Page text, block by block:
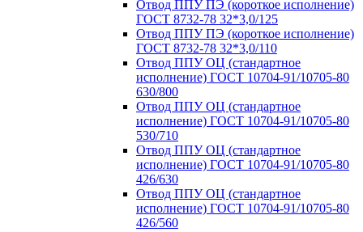
Отвод ППУ ПЭ (короткое исполнение)
ГОСТ 8732-78 32*3,0/125
Отвод ППУ ПЭ (короткое исполнение)
ГОСТ 8732-78 32*3,0/110
Отвод ППУ ОЦ (стандартное
исполнение) ГОСТ 10704-91/10705-80
630/800
Отвод ППУ ОЦ (стандартное
исполнение) ГОСТ 10704-91/10705-80
530/710
Отвод ППУ ОЦ (стандартное
исполнение) ГОСТ 10704-91/10705-80
426/630
Отвод ППУ ОЦ (стандартное
исполнение) ГОСТ 10704-91/10705-80
426/560